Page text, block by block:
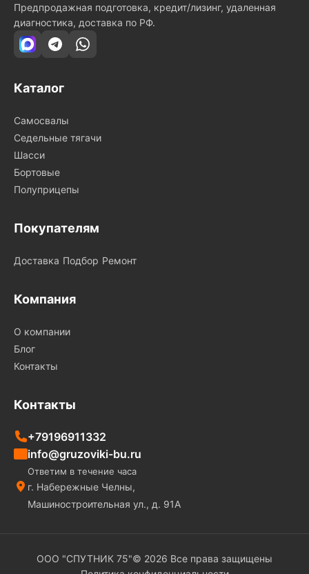
Предпродажная подготовка, кредит/лизинг, удаленная
диагностика, доставка по РФ.
Каталог
Самосвалы
Седельные тягачи
Шасси
Бортовые
Полуприцепы
Покупателям
Доставка Подбор Ремонт
Компания
О компании
Блог
Контакты
Контакты
+79196911332
info@gruzoviki-bu.ru
Ответим в течение часа
г. Набережные Челны,
Машиностроительная ул., д. 91А
ООО "СПУТНИК 75"© 2026 Все права защищены